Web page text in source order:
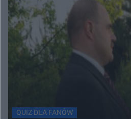
QUIZ DLA FANÓW